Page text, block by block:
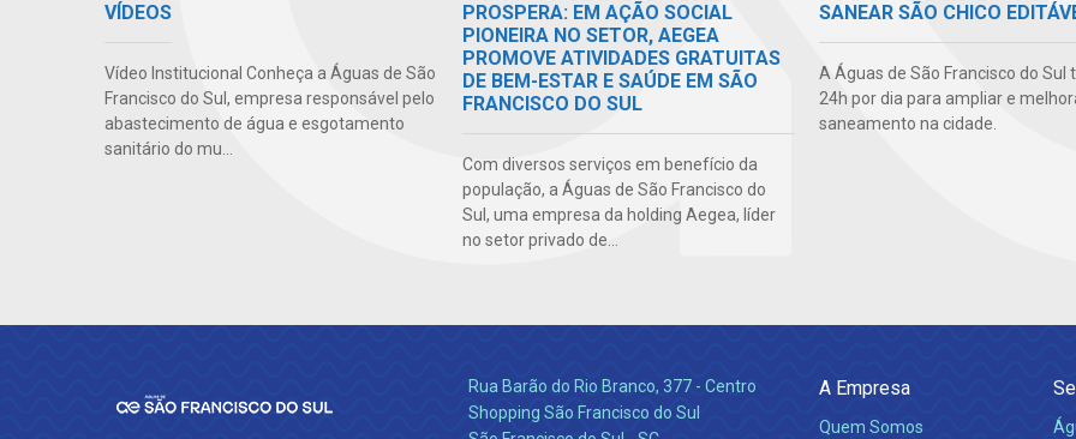
VÍDEOS
Vídeo Institucional Conheça a Águas de São
Francisco do Sul, empresa responsável pelo
abastecimento de água e esgotamento
sanitário do mu...
PROSPERA: EM AÇÃO SOCIAL
PIONEIRA NO SETOR, AEGEA
PROMOVE ATIVIDADES GRATUITAS
DE BEM-ESTAR E SAÚDE EM SÃO
FRANCISCO DO SUL
Com diversos serviços em benefício da
população, a Águas de São Francisco do
Sul, uma empresa da holding Aegea, líder
no setor privado de...
SANEAR SÃO CHICO
A Águas de São Francisco do Sul
24h por dia para ampliar e
saneamento na cidade.
Rua Barão do Rio Branco, 377 - Centro
Shopping São Francisco do Sul
A Empresa
Quem Somos